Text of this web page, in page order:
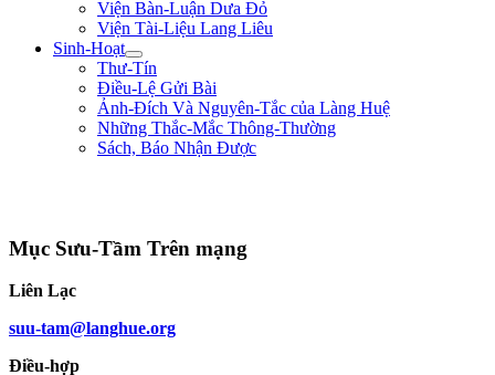
Viện Bàn-Luận Dưa Đỏ
Viện Tài-Liệu Lang Liêu
Sinh-Hoạt
Thư-Tín
Điều-Lệ Gửi Bài
Ảnh-Đích Và Nguyên-Tắc của Làng Huệ
Những Thắc-Mắc Thông-Thường
Sách, Báo Nhận Được
Mục Sưu-Tầm Trên mạng
Liên Lạc
suu-tam@langhue.org
Điều-hợp